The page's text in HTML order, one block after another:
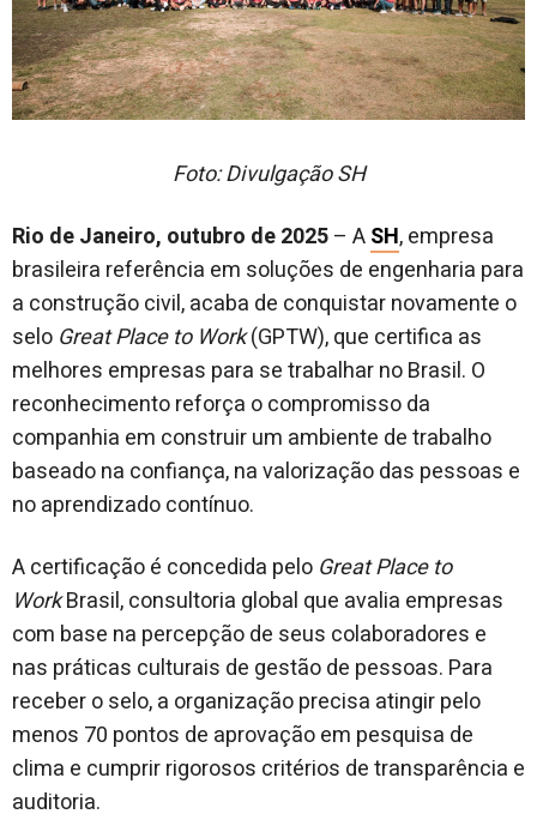
Foto: Divulgação SH
Rio de Janeiro, outubro de 2025– ASH, empresa
brasileira referência em soluções de engenharia para
a construção civil, acaba de conquistar novamente o
selo Great Place to Work(GPTW), que certifica as
melhores empresas para se trabalhar no Brasil. O
reconhecimento reforça o compromisso da
companhia em construir um ambiente de trabalho
baseado na confiança, na valorização das pessoas e
no aprendizado contínuo.
A certificação é concedida pelo Great Place to
WorkBrasil, consultoria global que avalia empresas
com base na percepção de seus colaboradores e
nas práticas culturais de gestão de pessoas. Para
receber o selo, a organização precisa atingir pelo
menos 70 pontos de aprovação em pesquisa de
clima e cumprir rigorosos critérios de transparência e
auditoria.